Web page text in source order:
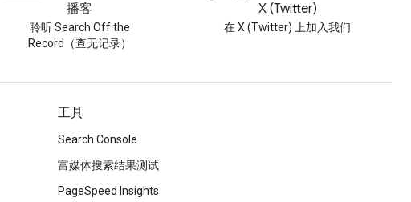
播客
聆听 Search Off the
Record（查无记录）
X (Twitter)
在 X (Twitter) 上加入我们
工具
Search Console
富媒体搜索结果测试
PageSpeed Insights